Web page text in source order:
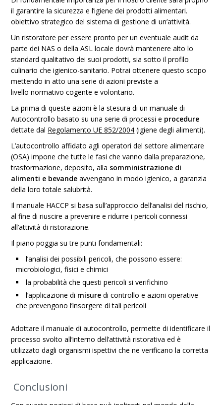
il garantire la sicurezza e l’igiene dei prodotti alimentari.
obiettivo strategico del sistema di gestione di un’attività.
Un ristoratore per essere pronto per un eventuale audit da
parte dei NAS o della ASL locale dovrà mantenere alto lo
standard qualitativo dei suoi prodotti, sia sotto il profilo
culinario che igienico-sanitario. Potrai ottenere questo scopo
mettendo in atto una serie di azioni previste a
livello normativo cogente e volontario.
La prima di queste azioni è la stesura di un manuale di
Autocontrollo basato su una serie di processi e procedure
dettate dal Regolamento UE 852/2004 (igiene degli alimenti).
L’autocontrollo affidato agli operatori del settore alimentare
(OSA) impone che tutte le fasi che vanno dalla preparazione,
trasformazione, deposito, alla somministrazione di
alimenti e bevande avvengano in modo igienico, a garanzia
della loro totale salubrità.
Il manuale HACCP si basa sull’approccio dell’analisi del rischio,
al fine di riuscire a prevenire e ridurre i pericoli connessi
all’attività di ristorazione.
Il piano poggia su tre punti fondamentali:
l’analisi dei possibili pericoli, che possono essere:
microbiologici, fisici e chimici
la probabilità che questi pericoli si verifichino
l’applicazione di misure di controllo e azioni operative
che prevengono l’insorgere di tali pericoli
Adottare il manuale di autocontrollo, permette di identificare il
processo svolto all’interno dell’attività ristorativa ed è
utilizzato dagli organismi ispettivi che ne verificano la corretta
applicazione.
Conclusioni